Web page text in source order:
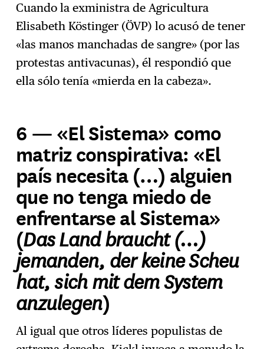
Cuando la exministra de Agricultura
Elisabeth Köstinger (ÖVP) lo acusó de tener
«las manos manchadas de sangre» (por las
protestas antivacunas), él respondió que
ella sólo tenía «mierda en la cabeza».
6 — «El Sistema» como
matriz conspirativa: «El
país necesita (…) alguien
que no tenga miedo de
enfrentarse al Sistema»
(Das Land braucht (…)
jemanden, der keine Scheu
hat, sich mit dem System
anzulegen)
Al igual que otros líderes populistas de